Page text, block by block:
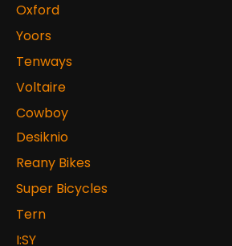
Oxford
Yoors
Tenways
Voltaire
Cowboy
Desiknio
Reany Bikes
Super Bicycles
Tern
I:SY